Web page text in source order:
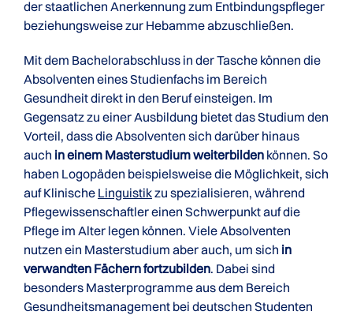
der staatlichen Anerkennung zum Entbindungspfleger
beziehungsweise zur Hebamme abzuschließen.
Mit dem Bachelorabschluss in der Tasche können die
Absolventen eines Studienfachs im Bereich
Gesundheit direkt in den Beruf einsteigen. Im
Gegensatz zu einer Ausbildung bietet das Studium den
Vorteil, dass die Absolventen sich darüber hinaus
auch in einem Masterstudium weiterbilden können. So
haben Logopäden beispielsweise die Möglichkeit, sich
auf Klinische Linguistikzu spezialisieren, während
Pflegewissenschaftler einen Schwerpunkt auf die
Pflege im Alter legen können. Viele Absolventen
nutzen ein Masterstudium aber auch, um sich in
verwandten Fächern fortzubilden. Dabei sind
besonders Masterprogramme aus dem Bereich
Gesundheitsmanagement bei deutschen Studenten